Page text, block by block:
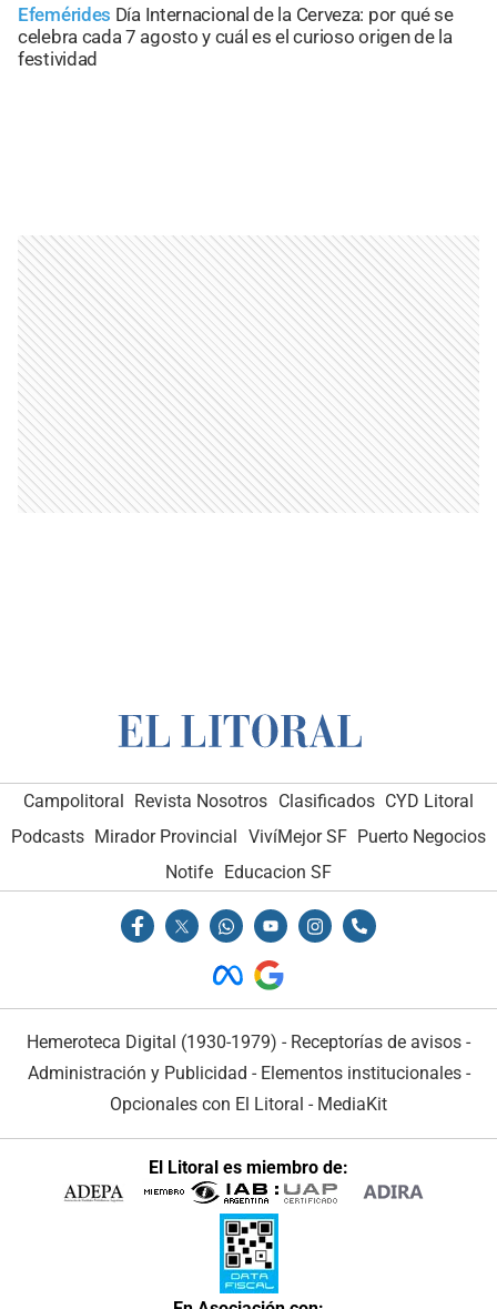
Efemérides Día Internacional de la Cerveza: por qué se
celebra cada 7 agosto y cuál es el curioso origen de la
festividad
Campolitoral Revista Nosotros Clasificados CYD Litoral
Podcasts Mirador Provincial VivíMejor SF Puerto Negocios
Notife Educacion SF
Hemeroteca Digital (1930-1979) - Receptorías de avisos -
Administración y Publicidad - Elementos institucionales-
Opcionales con El Litoral - MediaKit
El Litoral es miembro de: